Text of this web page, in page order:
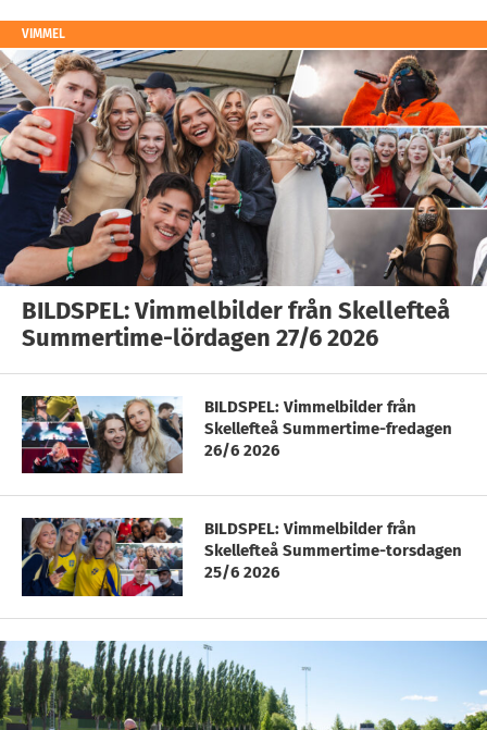
VIMMEL
BILDSPEL: Vimmelbilder från Skellefteå
Summertime-lördagen 27/6 2026
BILDSPEL: Vimmelbilder från
Skellefteå Summertime-fredagen
26/6 2026
BILDSPEL: Vimmelbilder från
Skellefteå Summertime-torsdagen
25/6 2026